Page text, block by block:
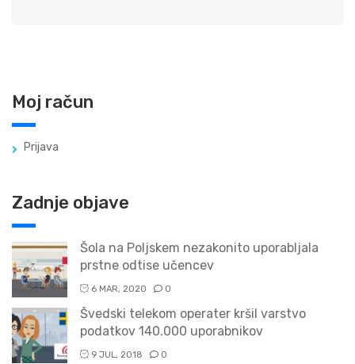
Moj račun
Prijava
Zadnje objave
Šola na Poljskem nezakonito uporabljala
prstne odtise učencev
6 MAR, 2020 0
Švedski telekom operater kršil varstvo
podatkov 140.000 uporabnikov
9 JUL, 2018 0